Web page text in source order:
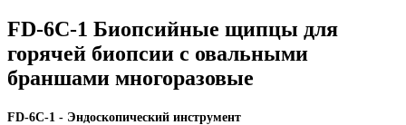
FD-6C-1 Биопсийные щипцы для
горячей биопсии с овальными
браншами многоразовые
FD-6C-1 - Эндоскопический инструмент